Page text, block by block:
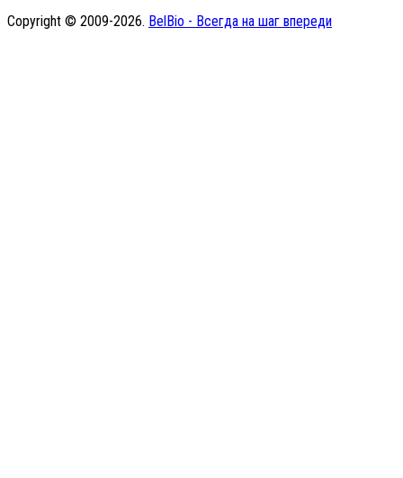
Copyright © 2009-2026. BelBio - Всегда на шаг впереди